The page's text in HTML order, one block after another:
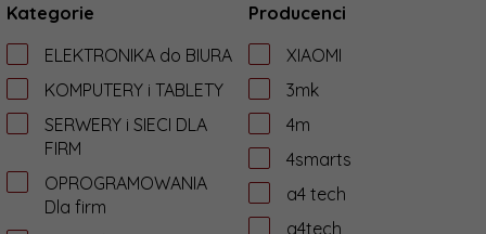
Kategorie
ELEKTRONIKA do BIURA
KOMPUTERY i TABLETY
SERWERY i SIECI DLA
FIRM
OPROGRAMOWANIA
Dla firm
Producenci
XIAOMI
3mk
4m
4smarts
a4 tech
a4tech